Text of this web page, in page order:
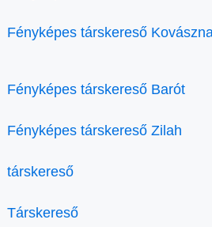
Fényképes társkereső
Fényképes társkereső Barót
Fényképes társkereső Zilah
társkereső
Társkereső